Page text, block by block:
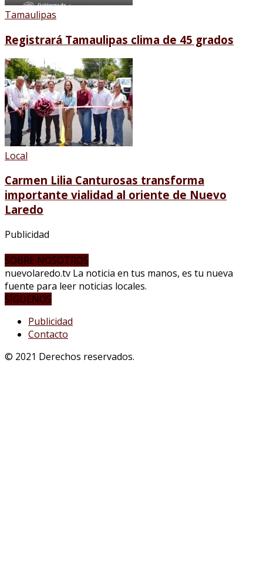
Tamaulipas
Registrará Tamaulipas clima de 45 grados
Local
Carmen Lilia Canturosas transforma
importante vialidad al oriente de Nuevo
Laredo
Publicidad
SOBRE NOSOTROS
nuevolaredo.tv La noticia en tus manos, es tu nueva
fuente para leer noticias locales.
SÍGUENOS
Publicidad
Contacto
© 2021 Derechos reservados.